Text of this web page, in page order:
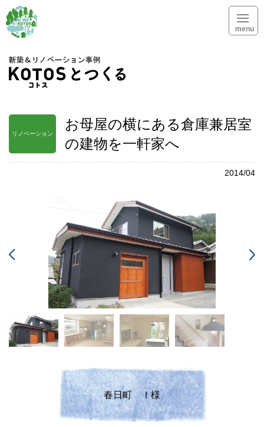
menu
リノベーション
お母屋の横にある倉庫兼居室
の建物を一軒家へ
2014/04
春日町 Ｉ様